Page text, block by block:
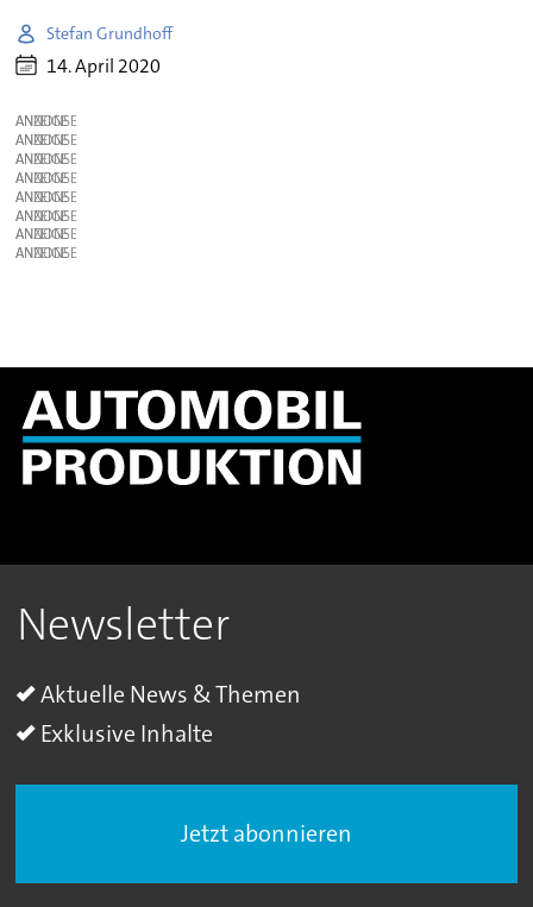
Stefan Grundhoff
14. April 2020
ANZEIGE
ANZEIGE
ANZEIGE
ANZEIGE
ANZEIGE
ANZEIGE
ANZEIGE
ANZEIGE
Newsletter
Aktuelle News & Themen
Exklusive Inhalte
Jetzt abonnieren